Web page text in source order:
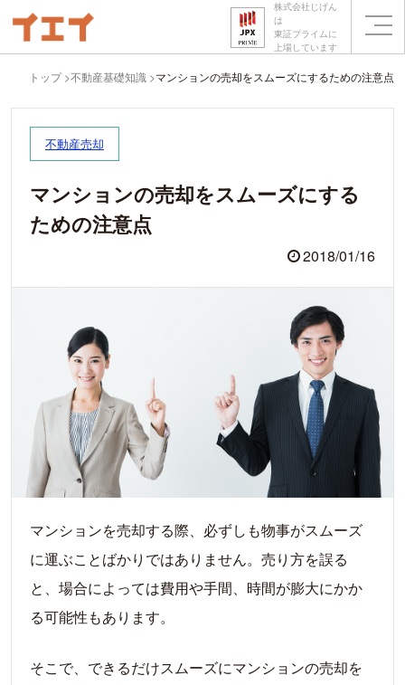
株式会社じげん
は
東証プライムに
上場しています
トップ 不動産基礎知識 マンションの売却をスムーズにするための注意点
不動産売却
マンションの売却をスムーズにする
ための注意点
2018/01/16
マンションを売却する際、必ずしも物事がスムーズ
に運ぶことばかりではありません。売り方を誤る
と、場合によっては費用や手間、時間が膨大にかか
る可能性もあります。
そこで、できるだけスムーズにマンションの売却を